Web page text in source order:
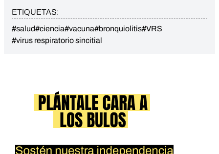
ETIQUETAS:
#salud#ciencia#vacuna#bronquiolitis#VRS
#virus respiratorio sincitial